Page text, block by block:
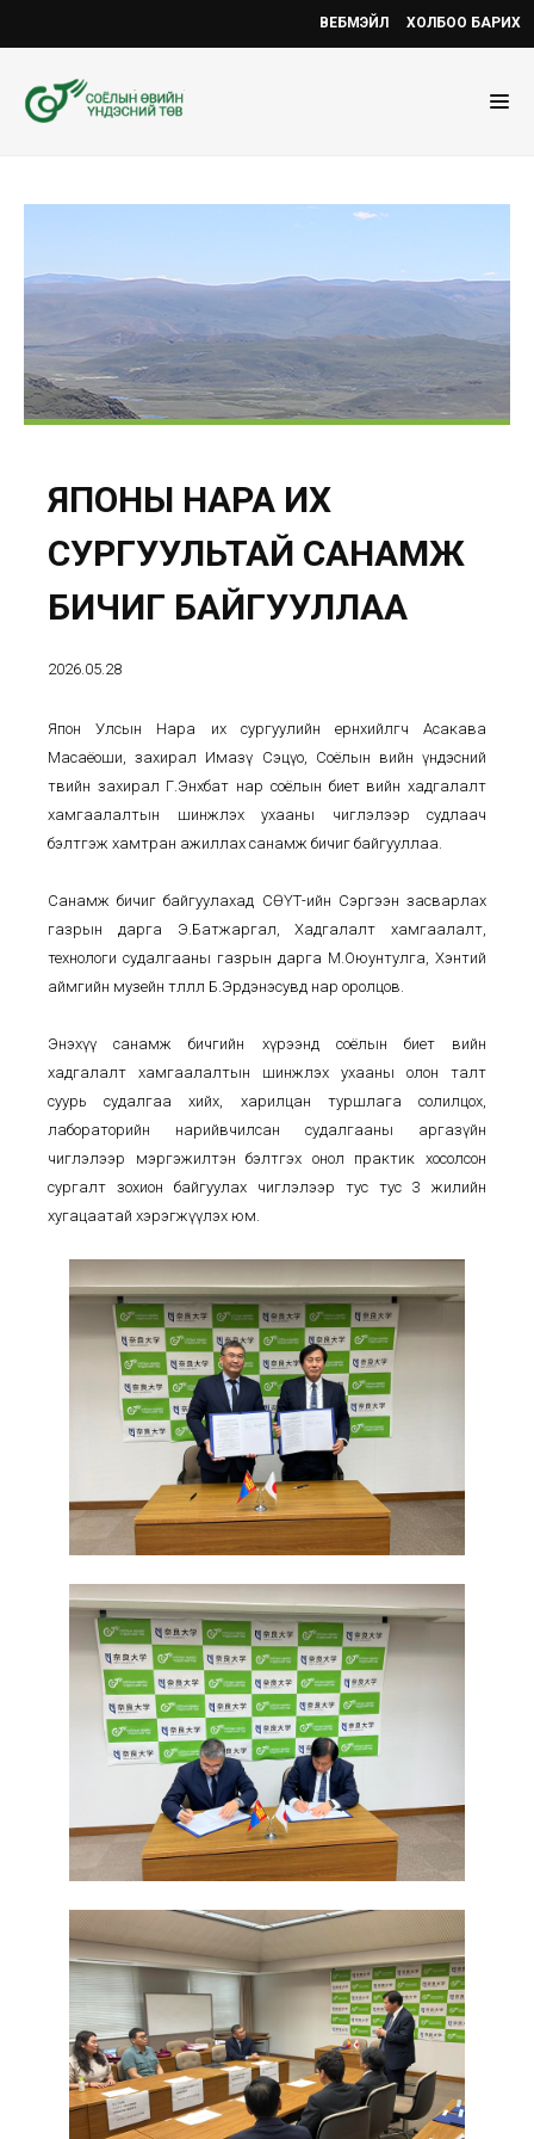
ВЕБМЭЙЛ ХОЛБОО БАРИХ
ЯПОНЫ НАРА ИХ
СУРГУУЛЬТАЙ САНАМЖ
БИЧИГ БАЙГУУЛЛАА
2026.05.28
Япон Улсын Нара их сургуулийн ерөнхийлөгч Асакава
Масаёоши, захирал Имазү Сэцүо, Соёлын өвийн үндэсний
төвийн захирал Г.Энхбат нар соёлын биет өвийн хадгалалт
хамгаалалтын шинжлэх ухааны чиглэлээр судлаач
бэлтгэж хамтран ажиллах санамж бичиг байгууллаа.
Санамж бичиг байгуулахад СӨҮТ-ийн Сэргээн засварлах
газрын дарга Э.Батжаргал, Хадгалалт хамгаалалт,
технологи судалгааны газрын дарга М.Оюунтулга, Хэнтий
аймгийн музейн төлөөлөл Б.Эрдэнэсувд нар оролцов.
Энэхүү санамж бичгийн хүрээнд соёлын биет өвийн
хадгалалт хамгаалалтын шинжлэх ухааны олон талт
суурь судалгаа хийх, харилцан туршлага солилцох,
лабораторийн нарийвчилсан судалгааны аргазүйн
чиглэлээр мэргэжилтэн бэлтгэх онол практик хосолсон
сургалт зохион байгуулах чиглэлээр тус тус 3 жилийн
хугацаатай хэрэгжүүлэх юм.